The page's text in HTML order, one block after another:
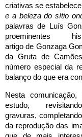
criativas se
e a beleza do sítio
palavras de Luís
proeminentes
artigode Gonzaga
da Gruta de
número especial da
balanço do que era
Nesta comunicação,
estudo,
gravuras,
da reprodução das